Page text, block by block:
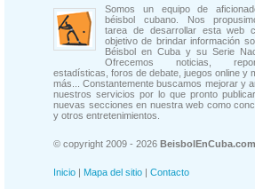
Somos un equipo de
béisbol cubano. Nos
tarea de desarrollar esta web
objetivo de brindar información
Béisbol en Cuba y su Serie
Ofrecemos noticias,
estadísticas, foros de debate, juegos online y
más... Constantemente buscamos mejorar y
nuestros servicios por lo que pronto
nuevas secciones en nuestra web como
y otros entretenimientos.
© copyright 2009 - 2026 BeisbolEnCuba.com
Inicio | Mapa del sitio | Contacto